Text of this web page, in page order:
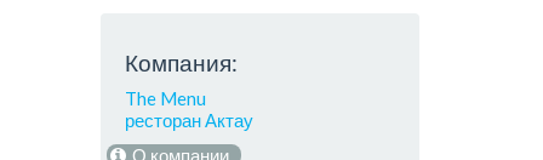
Компания:
The Menu
ресторан Актау
О компании